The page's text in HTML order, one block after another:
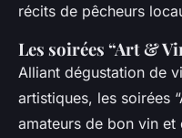
récits de pêcheurs
Les soirées “Art &
Alliant dégustation de
artistiques, les soirées
amateurs de bon vin